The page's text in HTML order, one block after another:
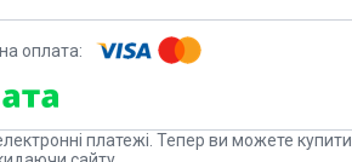
платежі. Тепер ви можете купити